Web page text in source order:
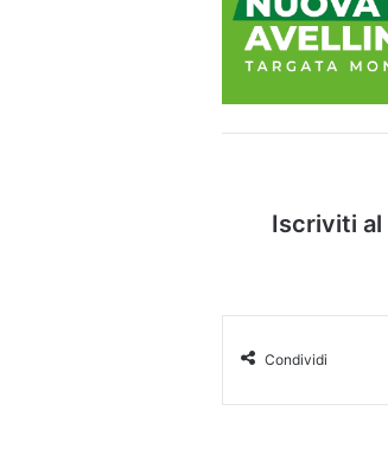
Iscriviti al
Condividi